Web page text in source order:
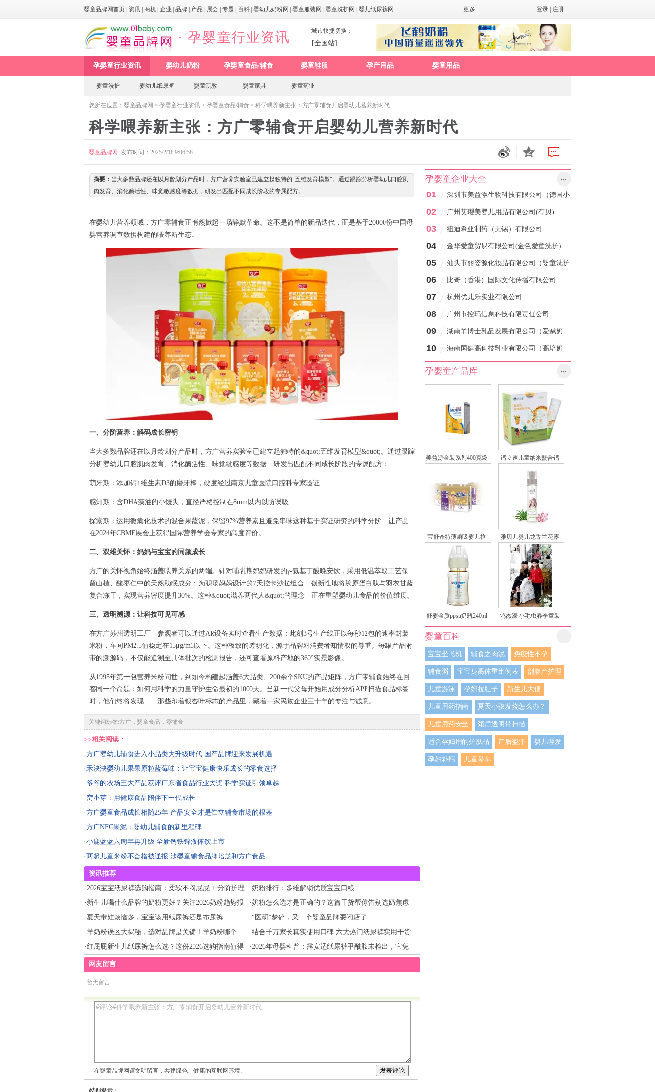
婴童品牌网首页 资讯 商机 企业 品牌 产品 展会 专题 百科 婴幼儿奶粉网 婴童服装网 婴童洗护网 婴儿纸尿裤网 ...更多 登录 注册
· 孕婴童行业资讯 城市快捷切换：
[全国站]
孕婴童行业资讯 婴幼儿奶粉 孕婴童食品/辅食 婴童鞋服 孕产用品 婴童用品
婴童洗护 婴幼儿纸尿裤 婴童玩教 婴童家具 婴童药业
您所在位置： 婴童品牌网 > 孕婴童行业资讯 > 孕婴童食品/辅食 > 科学喂养新主张：方广零辅食开启婴幼儿营养新时代
科学喂养新主张：方广零辅食开启婴幼儿营养新时代
婴童品牌网 发布时间：2025/2/18 9:06:58
摘要： 当大多数品牌还在以月龄划分产品时，方广营养实验室已建立起独特的"五维发育模型"。通过跟踪分析婴幼儿口腔肌
肉发育、消化酶活性、味觉敏感度等数据，研发出匹配不同成长阶段的专属配方。
在婴幼儿营养领域，方广零辅食正悄然掀起一场静默革命。这不是简单的新品迭代，而是基于20000份中国母
婴营养调查数据构建的喂养新生态。
一、分阶营养：解码成长密钥
当大多数品牌还在以月龄划分产品时，方广营养实验室已建立起独特的&quot;五维发育模型&quot;。通过跟踪
分析婴幼儿口腔肌肉发育、消化酶活性、味觉敏感度等数据，研发出匹配不同成长阶段的专属配方：
萌牙期：添加钙+维生素D3的磨牙棒，硬度经过南京儿童医院口腔科专家验证
感知期：含DHA藻油的小馒头，直径严格控制在8mm以内以防误吸
探索期：运用微囊化技术的混合果蔬泥，保留97%营养素且避免串味这种基于实证研究的科学分阶，让产品
在2024年CBME展会上获得国际营养学会专家的高度评价。
二、双维关怀：妈妈与宝宝的同频成长
方广的关怀视角始终涵盖喂养关系的两端。针对哺乳期妈妈研发的γ-氨基丁酸晚安饮，采用低温萃取工艺保
留山楂、酸枣仁中的天然助眠成分；为职场妈妈设计的7天控卡沙拉组合，创新性地将胶原蛋白肽与羽衣甘蓝
复合冻干，实现营养密度提升30%。这种&quot;滋养两代人&quot;的理念，正在重塑婴幼儿食品的价值维度。
三、透明溯源：让科技可见可感
在方广苏州透明工厂，参观者可以通过AR设备实时查看生产数据：此刻3号生产线正以每秒12包的速率封装
米粉，车间PM2.5值稳定在15μg/m3以下。这种极致的透明化，源于品牌对消费者知情权的尊重。每罐产品附
带的溯源码，不仅能追溯至具体批次的检测报告，还可查看原料产地的360°实景影像。
从1995年第一包营养米粉问世，到如今构建起涵盖6大品类、200余个SKU的产品矩阵，方广零辅食始终在回
答同一个命题：如何用科学的力量守护生命最初的1000天。当新一代父母开始用成分分析APP扫描食品标签
时，他们终将发现——那些印着银杏叶标志的产品里，藏着一家民族企业三十年的专注与诚意。
关键词标签:方广，婴童食品，零辅食
>>相关阅读：
·方广婴幼儿辅食进入小品类大升级时代 国产品牌迎来发展机遇
·禾泱泱婴幼儿果果原粒蓝莓味：让宝宝健康快乐成长的零食选择
·爷爷的农场三大产品获评广东省食品行业大奖 科学实证引领卓越
· 窝小芽：用健康食品陪伴下一代成长
·方广婴童食品成长相随25年 产品安全才是伫立辅食市场的根基
·方广NFC果泥：婴幼儿辅食的新里程碑
·小鹿蓝蓝六周年再升级 全新钙铁锌液体饮上市
· 两起儿童米粉不合格被通报 涉婴童辅食品牌培芝和方广食品
资讯推荐
·2026宝宝纸尿裤选购指南：柔软不闷屁屁 + 分阶护理
+ 全场景一步到位
·奶粉排行：多维解锁优质宝宝口粮
· 新生儿喝什么品牌的奶粉更好？关注2026奶粉趋势报
告get佳贝艾特悦白
·奶粉怎么选才是正确的？这篇干货帮你告别选奶焦虑
· 夏天带娃烦恼多，宝宝该用纸尿裤还是布尿裤 ·“医研”梦碎，又一个婴童品牌要闭店了
·羊奶粉误区大揭秘，选对品牌是关键！羊奶粉哪个
好？
·结合千万家长真实使用口碑 六大热门纸尿裤实用干货
梳理
·红屁屁新生儿纸尿裤怎么选？这份2026选购指南值得
参考
·2026年母婴科普：露安适纸尿裤甲酰胺未检出，它凭
网友留言
暂无留言
在婴童品牌网请文明留言，共建绿色、健康的互联网环境。
...
孕婴童企业大全
深圳市美益添生物科技有限公司（德国小
甘菊）
01 /
广州艾璎美婴儿用品有限公司(有贝)
02 /
纽迪希亚制药（无锡）有限公司
03 /
金华爱童贸易有限公司(金色爱童洗护）
04 /
汕头市丽姿源化妆品有限公司（婴童洗护
婴之娇，宝贝星）
05 /
比奇（香港）国际文化传播有限公司
06 /
杭州优儿乐实业有限公司
07 /
广州市控玛信息科技有限责任公司
08 /
湖南羊博士乳品发展有限公司（爱赋奶
粉）
09 /
海南国健高科技乳业有限公司（高培奶
粉）
10 /
...
孕婴童产品库
美益源金装系列400克袋 钙立速儿童纳米螯合钙
果味固体饮料少年天门
冬氨酸钙
宝舒奇特薄瞬吸婴儿拉
拉裤
雅贝儿婴儿龙舌兰花露
水
舒婴金质ppsu奶瓶240ml 鸿杰濠 小毛虫春季童装
...
婴童百科
宝宝坐飞机 辅食之肉泥 免疫性不孕
辅食粥 宝宝身高体重比例表 剖腹产护理
儿童游泳 孕妇拉肚子 新生儿大便
儿童用药指南 夏天小孩发烧怎么办？
儿童用药安全 颈后透明带扫描
适合孕妇用的护肤品 产后盗汗 婴儿理发
孕妇补钙 儿童晕车